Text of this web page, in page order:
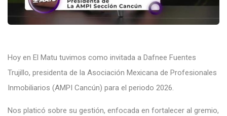
Hoy en El Matu tuvimos como invitada a Dafnee Fuentes
Trujillo, presidenta de la Asociación Mexicana de Profesionales
Inmobiliarios (AMPI Cancún) para el periodo 2026.
Nos platicó sobre su gestión, enfocada en fortalecer al gremio,